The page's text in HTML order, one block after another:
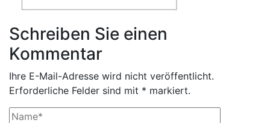
Schreiben Sie einen
Kommentar
Ihre E-Mail-Adresse wird nicht veröffentlicht.
Erforderliche Felder sind mit * markiert.